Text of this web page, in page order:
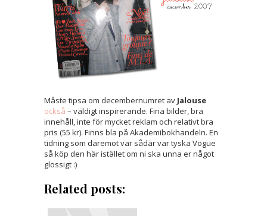
Måste tipsa om decembernumret av Jalouse
också – väldigt inspirerande. Fina bilder, bra
innehåll, inte för mycket reklam och relativt bra
pris (55 kr). Finns bla på Akademibokhandeln. En
tidning som däremot var sådär var tyska Vogue
så köp den här istället om ni ska unna er något
glossigt :)
Related posts: